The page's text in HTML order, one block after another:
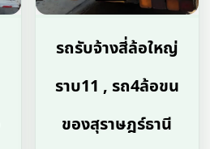
รถรับจ้างสี่ล้อใหญ่
ราบ11 , รถ4ล้อขน
ของสุราษฎร์ธานี